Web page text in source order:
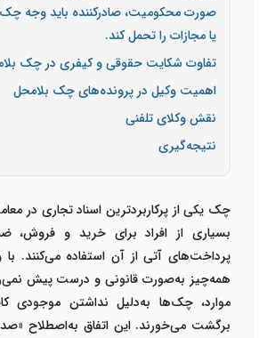
صورت محکومیت، صادرکننده باید وجه چک
یا مجازات را تحمل کند.
تفاوت شکایت حقوقی و کیفری در چک
اهمیت وکیل در پرونده‌های چک بلامحل
نقش وکلای تلفنی
نتیجه‌گیری
چک یکی از پرکاربردترین اسناد تجاری در
بسیاری از افراد برای خرید و فروش،
پرداخت‌های آتی از آن استفاده می‌کنند.
همه‌چیز به‌صورت قانونی و درست پیش
موارد، چک‌ها به‌دلیل نداشتن موجودی
برگشت می‌خورند. این اتفاق به‌اصطلاح